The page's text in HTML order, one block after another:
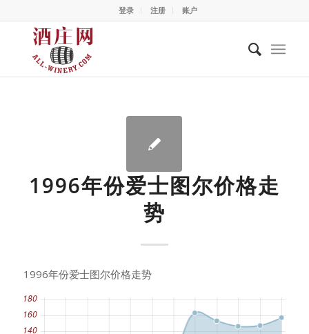
登录 注册 账户
1996年份爱士图尔价格走
势
1996年份爱士图尔价格走势